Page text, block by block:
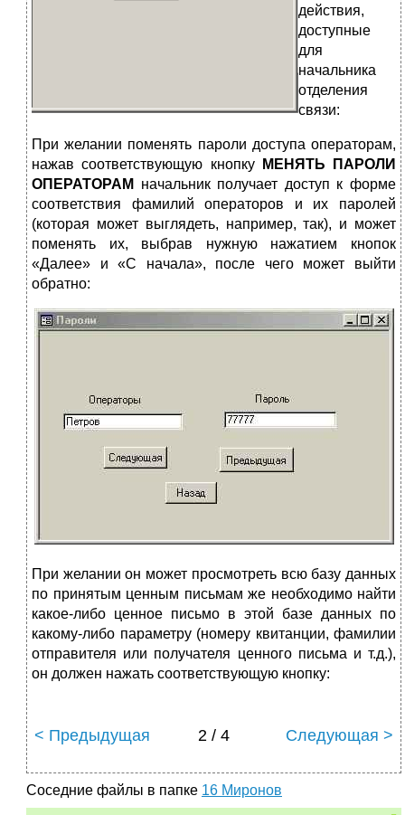
действия,
доступные
для
начальника
отделения
связи:
При желании поменять пароли доступа операторам,
нажав соответствующую кнопку
МЕНЯТЬ ПАРОЛИ
ОПЕРАТОРАМ начальник получает доступ к форме
соответствия фамилий операторов и их паролей
(которая может выглядеть, например, так), и может
поменять их, выбрав нужную нажатием кнопок
«Далее» и «С начала», после чего может выйти
обратно:
При желании он может просмотреть всю базу данных
по принятым ценным письмам же необходимо найти
какое-либо ценное письмо в этой базе данных по
какому-либо параметру (номеру квитанции, фамилии
отправителя или получателя ценного письма и т.д.),
он должен нажать соответствующую кнопку:
< Предыдущая 2 / 4 Следующая >
Соседние файлы в папке 16 Миронов